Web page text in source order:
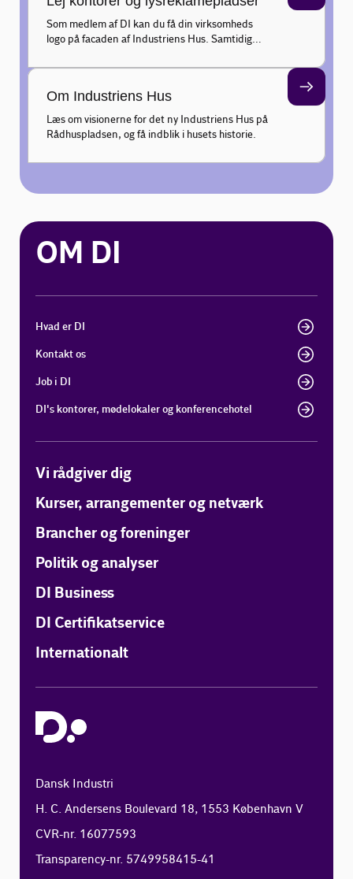
Som medlem af DI kan du få din virksomheds
logo på facaden af Industriens Hus. Samtidig
at leje kontorpladser i Industriens Hus.
Om Industriens Hus
Læs om visionerne for det ny Industriens Hus på
Rådhuspladsen, og få indblik i husets historie.
OM DI
Hvad er DI
Kontakt os
Job i DI
DI's kontorer, mødelokaler og konferencehotel
Vi rådgiver dig
Kurser, arrangementer og netværk
Brancher og foreninger
Politik og analyser
DI Business
DI Certifikatservice
Internationalt
Dansk Industri
H. C. Andersens Boulevard 18, 1553 København V
CVR-nr. 16077593
Transparency-nr. 5749958415-41